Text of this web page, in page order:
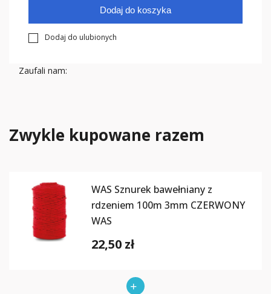
Dodaj do koszyka
Dodaj do ulubionych
Zaufali nam:
Zwykle kupowane razem
WAS Sznurek bawełniany z
rdzeniem 100m 3mm CZERWONY
WAS
22,50 zł